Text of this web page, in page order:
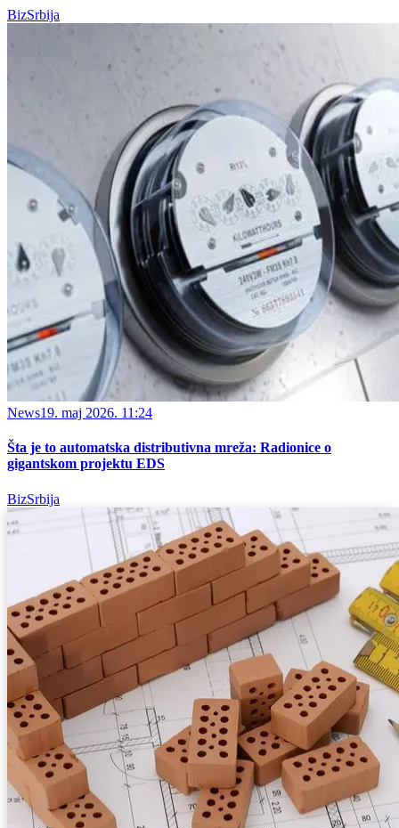
BizSrbija
News19. maj 2026. 11:24
Šta je to automatska distributivna mreža: Radionice o
gigantskom projektu EDS
BizSrbija